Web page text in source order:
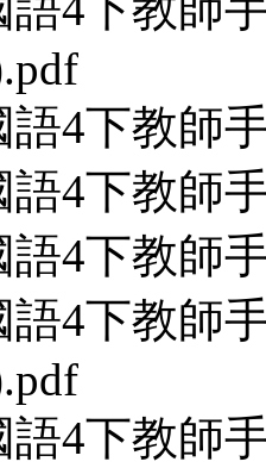
語4下教師
語4下教師
語4下教師
語4下教師
語4下教師